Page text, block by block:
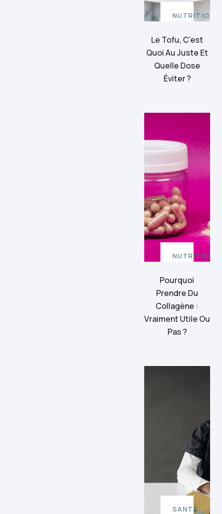
NUTRITION
Le Tofu, C’est
Quoi Au Juste Et
Quelle Dose
Éviter ?
NUTRITION
Pourquoi
Prendre Du
Collagène :
Vraiment Utile Ou
Pas ?
SANTÉ